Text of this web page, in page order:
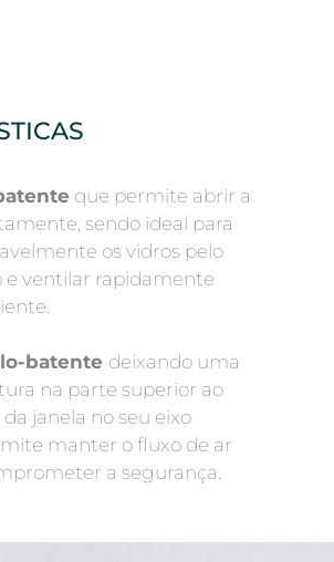
que permite abrir a
sendo ideal para
os vidros pelo
e ventilar rapidamente
batente deixando uma
na parte superior ao
janela no seu eixo
manter o fluxo de ar
a segurança.